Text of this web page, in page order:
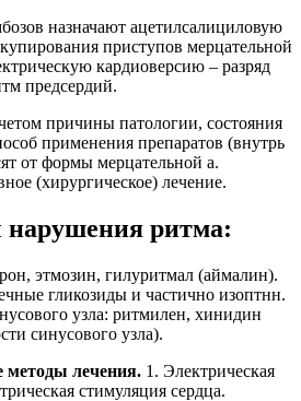
назначают ацетилсалициловую
приступов мерцательной
кардиоверсию – разряд
предсердий.
причины патологии, состояния
применения препаратов (внутрь
от формы мерцательной а.
(хирургическое) лечение.
ритма:
этмозин, гилуритмал (аймалин).
гликозиды и частично изоптнн.
узла: ритмилен, хинидин
синусового узла).
методы лечения. 1. Электрическая
стимуляция сердца.